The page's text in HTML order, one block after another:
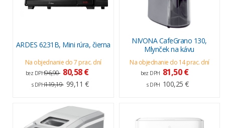
ARDES 6231B, Mini rúra, čierna
Na objednanie do 7 prac. dní
bez DPH96,90 80,58 €
s DPH119,19 99,11 €
NIVONA CafeGrano 130,
Mlynček na kávu
Na objednanie do 14 prac. dní
bez DPH 81,50 €
s DPH 100,25 €